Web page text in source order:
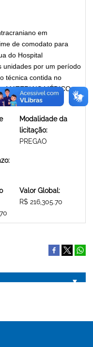
em
de comodato para
do Hospital
unidades por um período
técnica contida no
MATERIAIS MÉDICO-
Modalidade da
licitação:
PREGAO
Valor Global:
R$ 216,305.70